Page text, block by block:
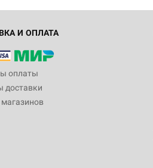
И ОПЛАТА
оплаты
доставки